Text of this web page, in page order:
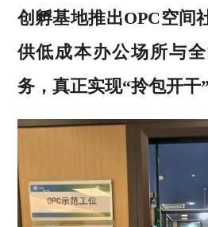
创孵基地推出OPC空间
供低成本办公场所与
务，真正实现“拎包开干”